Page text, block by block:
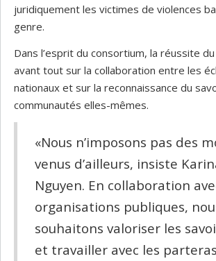
juridiquement les victimes de violences
genre.
Dans l’esprit du consortium, la réussite
avant tout sur la collaboration entre les
nationaux et sur la reconnaissance du
communautés elles-mêmes.
«Nous n’imposons pas des
venus d’ailleurs, insiste
Nguyen. En collaboration
organisations publiques,
souhaitons valoriser les
et travailler avec les